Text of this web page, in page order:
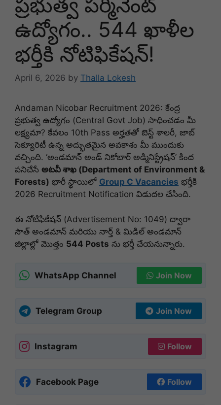
ఉద్యోగం.. 544 ఖాళీల
భర్తీకి నోటిఫికేషన్!
April 6, 2026 by Thalla Lokesh
Andaman Nicobar Recruitment 2026: కేంద్ర
ప్రభుత్వ ఉద్యోగం (Central Govt Job) సాధించడం మీ
లక్ష్యమా? కేవలం 10th Pass అర్హతతో బెస్ట్ శాలరీ, జాబ్
సెక్యూరిటీ ఉన్న అద్భుతమైన అవకాశం మీ ముందుకు
వచ్చింది. ‘అండమాన్ అండ్ నికోబార్ అడ్మినిస్ట్రేషన్’ కింద
పనిచేసే అటవీ శాఖ (Department of Environment &
Forests) భారీ స్థాయిలో Group C Vacancies భర్తీకి
2026 Recruitment Notification విడుదల చేసింది.
ఈ నోటిఫికేషన్ (Advertisement No: 1049) ద్వారా
సౌత్ అండమాన్ మరియు నార్త్ & మిడిల్ అండమాన్
జిల్లాల్లో మొత్తం 544 Posts ను భర్తీ చేయనున్నారు.
WhatsApp Channel Join Now
Telegram Group Join Now
Instagram Follow
Facebook Page Follow